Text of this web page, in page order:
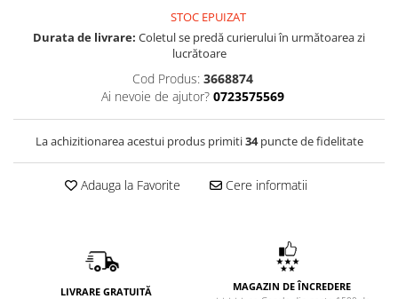
STOC EPUIZAT
Durata de livrare: Coletul se predă curierului în următoarea zi
lucrătoare
Cod Produs: 3668874
Ai nevoie de ajutor? 0723575569
La achizitionarea acestui produs primiti34puncte de fidelitate
Adauga la Favorite Cere informatii
LIVRARE GRATUITĂ MAGAZIN DE ÎNCREDERE